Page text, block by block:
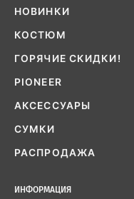
НОВИНКИ
КОСТЮМ
ГОРЯЧИЕ СКИДКИ!
PIONEER
АКСЕССУАРЫ
СУМКИ
РАСПРОДАЖА
ИНФОРМАЦИЯ